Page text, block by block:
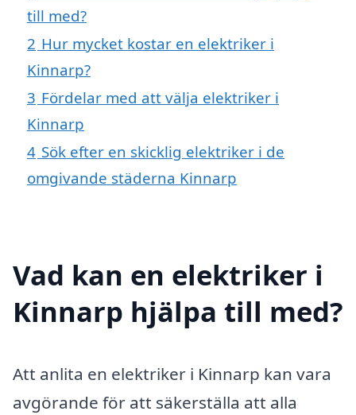
till med?
2 Hur mycket kostar en elektriker i
Kinnarp?
3 Fördelar med att välja elektriker i
Kinnarp
4 Sök efter en skicklig elektriker i de
omgivande städerna Kinnarp
Vad kan en elektriker i
Kinnarp hjälpa till med?
Att anlita en elektriker i Kinnarp kan vara
avgörande för att säkerställa att alla